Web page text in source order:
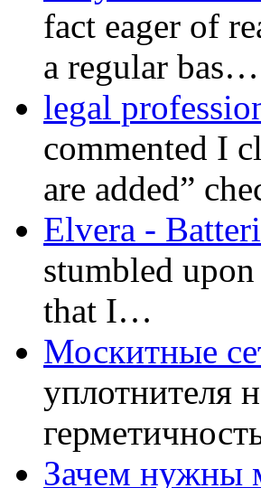
fact eager of
a regular bas…
legal
commented I
are added”
Elvera -
stumbled
that I…
Москитные
уплотнителя
Зачем нужны